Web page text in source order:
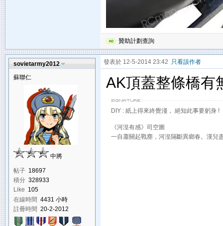
贊助計劃查詢
sovietarmy2012
蘇聯仁
中將
帖子 18697
積分 328933
Like 105
在線時間 4431 小時
註冊時間 20-2-2012
發表於 12-5-2014 23:42 只看該作者
AK頂蓋整條橋有
DIY : 紙上得來終覺淺， 絕知此事要躬身 !
《河湟有感》司空圖
一自蕭關起戰塵，河湟隔斷異鄉春。漢兒